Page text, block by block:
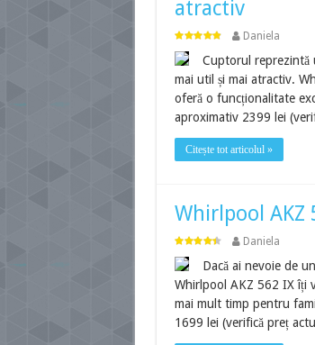
atractiv
Daniela
Cuptorul reprezintă
mai util și mai atractiv.
oferă o funcționalitate
aproximativ 2399 lei
Citește tot articolul »
Whirlpool
Daniela
Dacă ai nevoie de
Whirlpool AKZ 562 IX îți
mai mult timp pentru
1699 lei (verifică preț